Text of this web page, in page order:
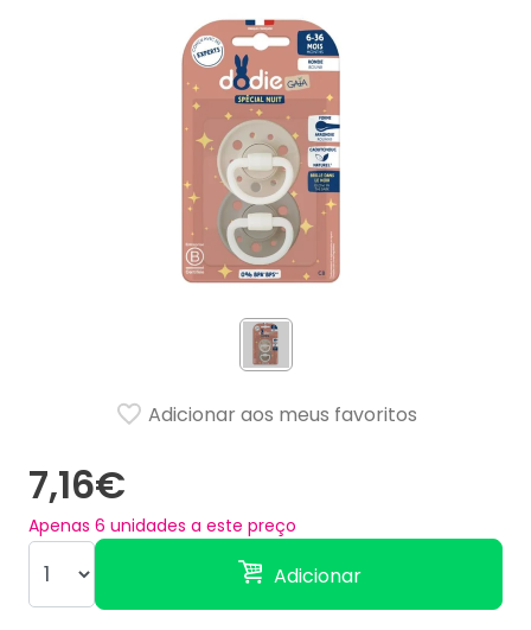
7,16€
Apenas 6 unidades a este preço
Adicionar
Adicionar aos meus favoritos